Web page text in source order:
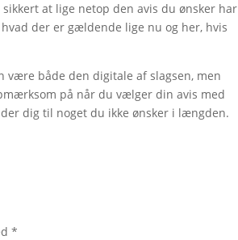
at lige netop den avis du ønsker har
der er gældende lige nu og her, hvis
være både den digitale af slagsen, men
på når du vælger din avis med
dig til noget du ikke ønsker i længden.
*